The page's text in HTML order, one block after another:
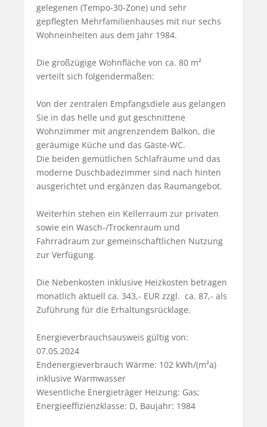
gelegenen (Tempo-30-Zone) und sehr
gepflegten Mehrfamilienhauses mit nur sechs
Wohneinheiten aus dem Jahr 1984.
Die großzügige Wohnfläche von ca. 80 m²
verteilt sich folgendermaßen:
Von der zentralen Empfangsdiele aus gelangen
Sie in das helle und gut geschnittene
Wohnzimmer mit angrenzendem Balkon, die
geräumige Küche und das Gäste-WC.
Die beiden gemütlichen Schlafräume und das
moderne Duschbadezimmer sind nach hinten
ausgerichtet und ergänzen das Raumangebot.
Weiterhin stehen ein Kellerraum zur privaten
sowie ein Wasch-/Trockenraum und
Fahrradraum zur gemeinschaftlichen Nutzung
zur Verfügung.
Die Nebenkosten inklusive Heizkosten betragen
monatlich aktuell ca. 343,- EUR zzgl.  ca. 87,- als
Zuführung für die Erhaltungsrücklage.
Energieverbrauchsausweis gültig von:
07.05.2024
Endenergieverbrauch Wärme: 102 kWh/(m²a)
inklusive Warmwasser
Wesentliche Energieträger Heizung: Gas;
Energieeffizienzklasse: D, Baujahr: 1984